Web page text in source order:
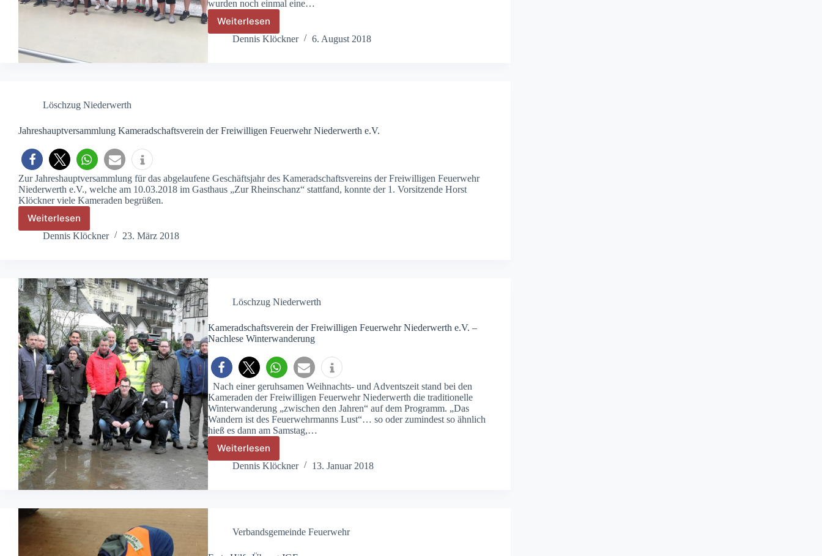
wurden noch einmal eine…
Weiterlesen
Besuch
im
Dennis Klöckner 6. August 2018
Löschzug Niederwerth
Jahreshauptversammlung Kameradschaftsverein der Freiwilligen Feuerwehr Niederwerth e.V.
Zur Jahreshauptversammlung für das abgelaufene Geschäftsjahr des Kameradschaftsvereins der Freiwilligen Feuerwehr
Niederwerth e.V., welche am 10.03.2018 im Gasthaus „Zur Rheinschanz“ stattfand, konnte der 1. Vorsitzende Horst
Klöckner viele Kameraden begrüßen.
WeiterlesenJahreshauptversammlung
Kameradschaftsverein
Niederwerth
e.V.
Dennis Klöckner 23. März 2018
Löschzug Niederwerth
Kameradschaftsverein der Freiwilligen Feuerwehr Niederwerth e.V. –
Nachlese Winterwanderung
Nach einer geruhsamen Weihnachts- und Adventszeit stand bei den
Kameraden der Freiwilligen Feuerwehr Niederwerth die traditionelle
Winterwanderung „zwischen den Jahren“ auf dem Programm. „Das
Wandern ist des Feuerwehrmanns Lust“… so oder zumindest so ähnlich
hieß es dann am Samstag,…
WeiterlesenKameradschaftsverein
der
Nachlese
Dennis Klöckner 13. Januar 2018
Verbandsgemeinde Feuerwehr